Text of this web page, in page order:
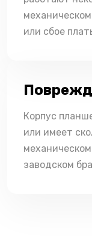
или сбое
Корпус
или имеет
заводском